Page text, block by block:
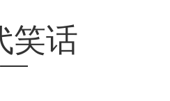
笑话